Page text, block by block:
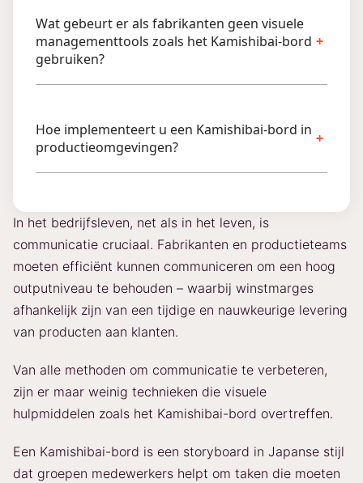
Wat gebeurt er als fabrikanten geen visuele
managementtools zoals het Kamishibai-bord
gebruiken?
Hoe implementeert u een Kamishibai-bord in
productieomgevingen?
In het bedrijfsleven, net als in het leven, is
communicatie cruciaal. Fabrikanten en productieteams
moeten efficiënt kunnen communiceren om een hoog
outputniveau te behouden – waarbij winstmarges
afhankelijk zijn van een tijdige en nauwkeurige levering
van producten aan klanten.
Van alle methoden om communicatie te verbeteren,
zijn er maar weinig technieken die visuele
hulpmiddelen zoals het Kamishibai-bord overtreffen.
Een Kamishibai-bord is een storyboard in Japanse stijl
dat groepen medewerkers helpt om taken die moeten